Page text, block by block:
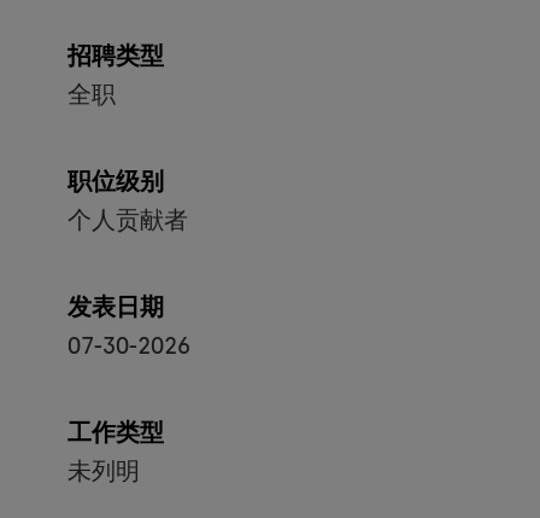
招聘类型
全职
职位级别
个人贡献者
发表日期
07-30-2026
工作类型
未列明